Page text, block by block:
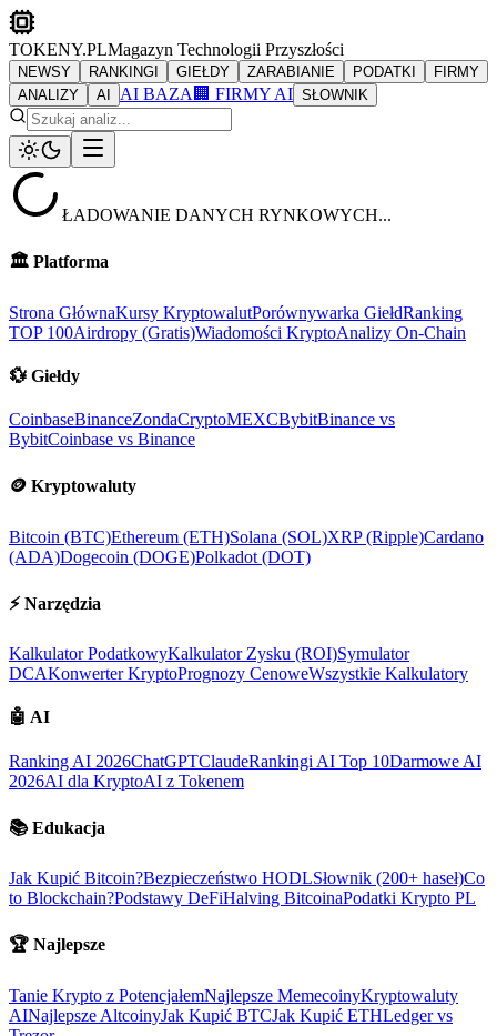
TOKENY.PLMagazyn Technologii Przyszłości
NEWSY RANKINGI GIEŁDY ZARABIANIE PODATKI
FIRMY
ANALIZY
AI AI BAZA 🏢 FIRMY AI SŁOWNIK
ŁADOWANIE DANYCH RYNKOWYCH...
🏛️ Platforma
Strona GłównaKursy KryptowalutPorównywarka GiełdRanking
TOP 100Airdropy (Gratis)Wiadomości KryptoAnalizy On-Chain
💱 Giełdy
CoinbaseBinanceZondaCryptoMEXCBybitBinance vs
BybitCoinbase vs Binance
🪙 Kryptowaluty
Bitcoin (BTC)Ethereum (ETH)Solana (SOL)XRP (Ripple)Cardano
(ADA)Dogecoin (DOGE)Polkadot (DOT)
⚡ Narzędzia
Kalkulator PodatkowyKalkulator Zysku (ROI)Symulator
DCAKonwerter KryptoPrognozy CenoweWszystkie Kalkulatory
🤖 AI
Ranking AI 2026ChatGPTClaudeRankingi AI Top 10Darmowe AI
2026AI dla KryptoAI z Tokenem
📚 Edukacja
Jak Kupić Bitcoin?Bezpieczeństwo HODLSłownik (200+ haseł)Co
to Blockchain?Podstawy DeFiHalving BitcoinaPodatki Krypto PL
🏆 Najlepsze
Tanie Krypto z PotencjałemNajlepsze MemecoinyKryptowaluty
AINajlepsze AltcoinyJak Kupić BTCJak Kupić ETHLedger vs